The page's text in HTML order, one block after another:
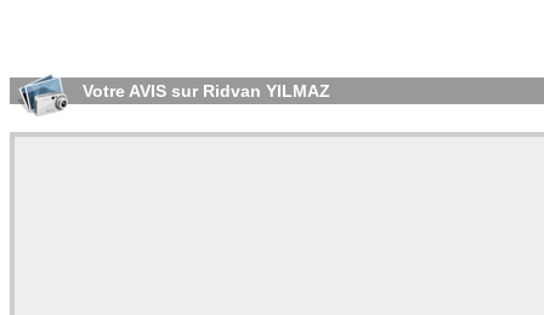
Votre AVIS sur Ridvan YILMAZ